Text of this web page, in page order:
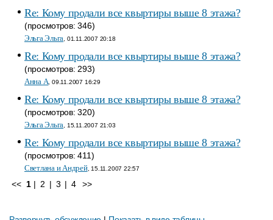
Re: Кому продали все квыртиры выше 8 этажа?
(просмотров: 346)
Эльга Эльга , 01.11.2007 20:18
Re: Кому продали все квыртиры выше 8 этажа?
(просмотров: 293)
Анна A , 09.11.2007 16:29
Re: Кому продали все квыртиры выше 8 этажа?
(просмотров: 320)
Эльга Эльга , 15.11.2007 21:03
Re: Кому продали все квыртиры выше 8 этажа?
(просмотров: 411)
Светлана и Андрей, 15.11.2007 22:57
<< 1 | 2 | 3 | 4 >>